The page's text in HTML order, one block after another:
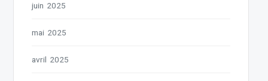
juin 2025
mai 2025
avril 2025